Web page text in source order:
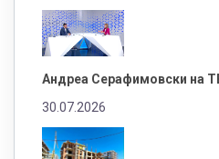
Андреа Серафимовски на
30.07.2026